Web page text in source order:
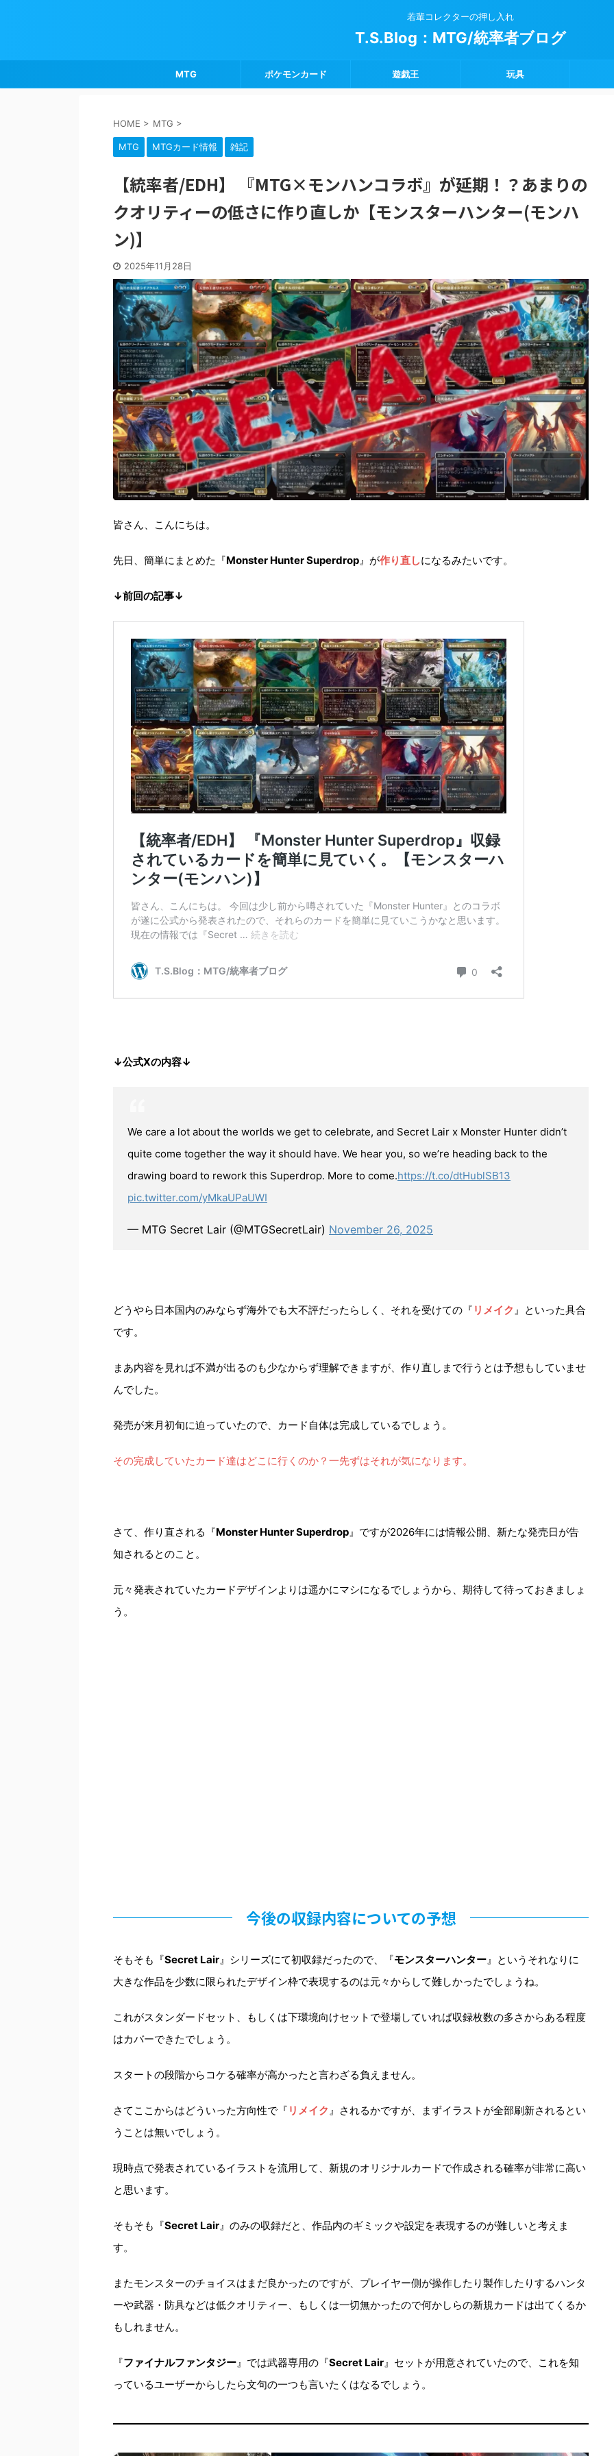
若輩コレクターの押し入れ
T.S.Blog：MTG/統率者ブログ
MTG ポケモンカード 遊戯王 玩具
HOME > MTG >
MTG MTGカード情報 雑記
【統率者/EDH】 『MTG×モンハンコラボ』が延期！？あまりの
クオリティーの低さに作り直しか【モンスターハンター(モンハ
ン)】
2025年11月28日
皆さん、こんにちは。
先日、簡単にまとめた『Monster Hunter Superdrop 』が作り直しになるみたいです。
↓前回の記事↓
↓公式Xの内容↓
We care a lot about the worlds we get to celebrate, and Secret Lair x Monster Hunter didn’t
quite come together the way it should have. We hear you, so we’re heading back to the
drawing board to rework this Superdrop. More to come.https://t.co/dtHublSB13
pic.twitter.com/yMkaUPaUWI
— MTG Secret Lair (@MTGSecretLair) November 26, 2025
どうやら日本国内のみならず海外でも大不評だったらしく、それを受けての『 リメイク 』といった具合
です。
まあ内容を見れば不満が出るのも少なからず理解できますが、作り直しまで行うとは予想もしていませ
んでした。
発売が来月初旬に迫っていたので、カード自体は完成しているでしょう。
その完成していたカード達はどこに行くのか？一先ずはそれが気になります。
さて、作り直される『Monster Hunter Superdrop 』ですが2026年には情報公開、新たな発売日が告
知されるとのこと。
元々発表されていたカードデザインよりは遥かにマシになるでしょうから、期待して待っておきましょ
う。
今後の収録内容についての予想
そもそも『Secret Lair 』シリーズにて初収録だったので、『モンスターハンター 』というそれなりに
大きな作品を少数に限られたデザイン枠で表現するのは元々からして難しかったでしょうね。
これがスタンダードセット、もしくは下環境向けセットで登場していれば収録枚数の多さからある程度
はカバーできたでしょう。
スタートの段階からコケる確率が高かったと言わざる負えません。
さてここからはどういった方向性で『 リメイク 』されるかですが、まずイラストが全部刷新されるとい
うことは無いでしょう。
現時点で発表されているイラストを流用して、新規のオリジナルカードで作成される確率が非常に高い
と思います。
そもそも『Secret Lair 』のみの収録だと、作品内のギミックや設定を表現するのが難しいと考えま
す。
またモンスターのチョイスはまだ良かったのですが、プレイヤー側が操作したり製作したりするハンタ
ーや武器・防具などは低クオリティー、もしくは一切無かったので何かしらの新規カードは出てくるか
もしれません。
『ファイナルファンタジー 』では武器専用の『Secret Lair 』セットが用意されていたので、これを知
っているユーザーからしたら文句の一つも言いたくはなるでしょう。